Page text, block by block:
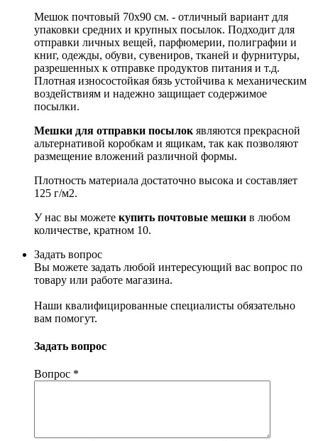
Мешок почтовый 70х90 см. - отличный вариант для
упаковки средних и крупных посылок. Подходит для
отправки личных вещей, парфюмерии, полиграфии и
книг, одежды, обуви, сувениров, тканей и фурнитуры,
разрешенных к отправке продуктов питания и т.д.
Плотная износостойкая бязь устойчива к механическим
воздействиям и надежно защищает содержимое
посылки.
Мешки для отправки посылок являются прекрасной
альтернативой коробкам и ящикам, так как позволяют
размещение вложений различной формы.
Плотность материала достаточно высока и составляет
125 г/м2.
У нас вы можете купить почтовые мешки в любом
количестве, кратном 10.
Задать вопрос
Вы можете задать любой интересующий вас вопрос по
товару или работе магазина.
Наши квалифицированные специалисты обязательно
вам помогут.
Задать вопрос
Вопрос *